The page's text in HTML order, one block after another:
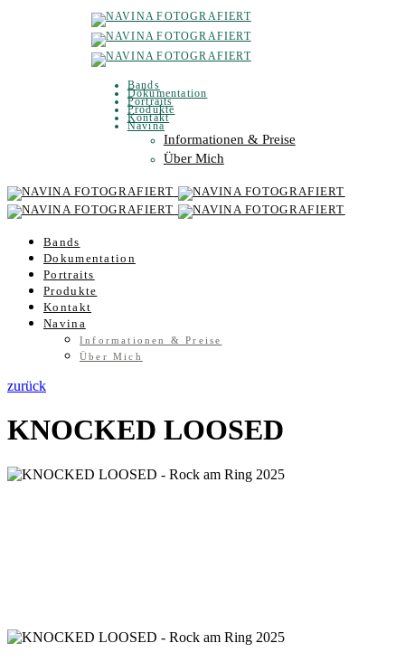
Bands
Dokumentation
Portraits
Produkte
Kontakt
Navina
Informationen & Preise
Über Mich
Bands
Dokumentation
Portraits
Produkte
Kontakt
Navina
Informationen & Preise
Über Mich
zurück
KNOCKED LOOSED